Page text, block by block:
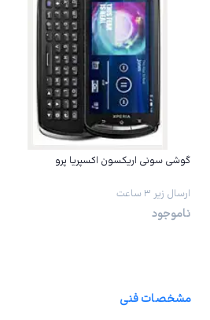
گوشی سونی اریکسون اکسپریا پرو
ارسال زیر ۳ ساعت
ناموجود
مشخصات فنی